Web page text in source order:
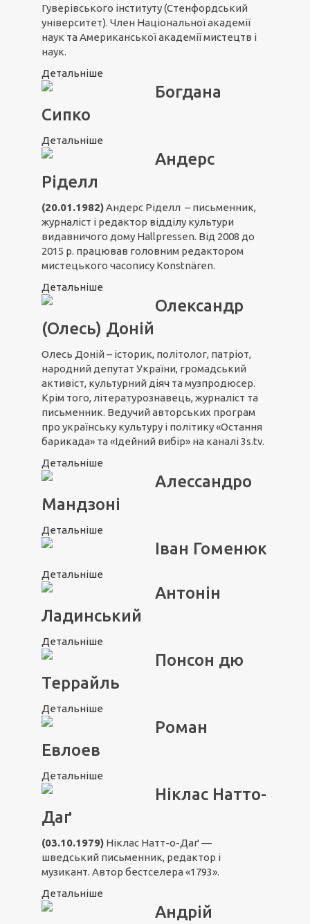
Гуверівського інституту (Стенфордський
університет). Член Національної академії
наук та Американської академії мистецтв і
наук.
Детальніше
Богдана
Сипко
Детальніше
Андерс
Ріделл
(20.01.1982)Андерс Ріделл – письменник,
журналіст і редактор відділу культури
видавничого дому Hallpressen. Від 2008 до
2015 р. працював головним редактором
мистецького часопису Konstnären.
Детальніше
Олександр
(Олесь) Доній
Олесь Доній – історик, політолог, патріот,
народний депутат України, громадський
активіст, культурний діяч та музпродюсер.
Крім того, літературознавець, журналіст та
письменник. Ведучий авторських програм
про українську культуру і політику «Остання
барикада» та «Ідейний вибір» на каналі 3s.tv.
Детальніше
Алессандро
Мандзоні
Детальніше
Іван Гоменюк
Детальніше
Антонін
Ладинський
Детальніше
Понсон дю
Террайль
Детальніше
Роман
Евлоев
Детальніше
Ніклас Натто-
Даґ
(03.10.1979) Ніклас Натт-о-Даґ —
шведський письменник, редактор і
музикант. Автор бестселера «1793».
Детальніше
Андрій